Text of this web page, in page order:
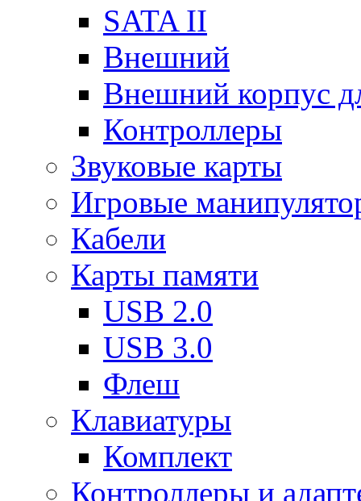
SATA II
Внешний
Внешний корпус
Контроллеры
Звуковые карты
Игровые
Кабели
Карты памяти
USB 2.0
USB 3.0
Флеш
Клавиатуры
Комплект
Контроллеры и